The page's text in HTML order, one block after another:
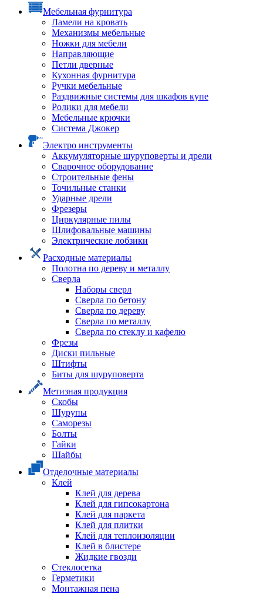
Мебельная фурнитура
Ламели на кровать
Механизмы мебельные
Ножки для мебели
Направляющие
Петли дверные
Кухонная фурнитура
Ручки мебельные
Раздвижные системы для шкафов купе
Ролики для мебели
Мебельные крючки
Система Джокер
Электро инструменты
Аккумуляторные шуруповерты и дрели
Сварочное оборудование
Строительные фены
Точильные станки
Ударные дрели
Фрезеры
Циркулярные пилы
Шлифовальные машины
Электрические лобзики
Расходные материалы
Полотна по дереву и металлу
Сверла
Наборы сверл
Сверла по бетону
Сверла по дереву
Сверла по металлу
Сверла по стеклу и кафелю
Фрезы
Диски пильные
Штифты
Биты для шуруповерта
Метизная продукция
Скобы
Шурупы
Саморезы
Болты
Гайки
Шайбы
Отделочные материалы
Клей
Клей для дерева
Клей для гипсокартона
Клей для паркета
Клей для плитки
Клей для теплоизоляции
Клей в блистере
Жидкие гвозди
Стеклосетка
Герметики
Монтажная пена